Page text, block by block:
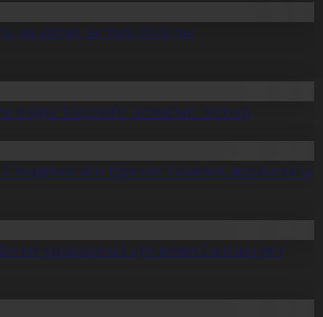
да аптап ыстық болады
өзара тәжірибе алмасып жатыр
мыңнан аса тұрғын тазалық жұмысына
ұшқышсыз әуе кемесі алғаш рет